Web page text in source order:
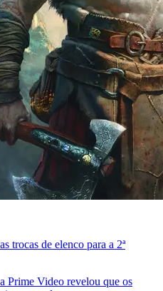
trocas de elenco para a 2ª
Prime Video revelou que os